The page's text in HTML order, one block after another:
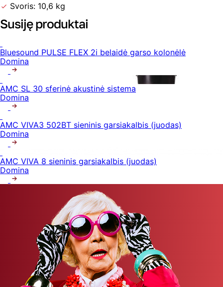
Svoris: 10,6 kg
Susiję produktai
Bluesound PULSE FLEX 2i belaidė garso kolonėlė
Domina
AMC SL 30 sferinė akustinė sistema
Domina
AMC VIVA3 502BT sieninis garsiakalbis (juodas)
Domina
AMC VIVA 8 sieninis garsiakalbis (juodas)
Domina